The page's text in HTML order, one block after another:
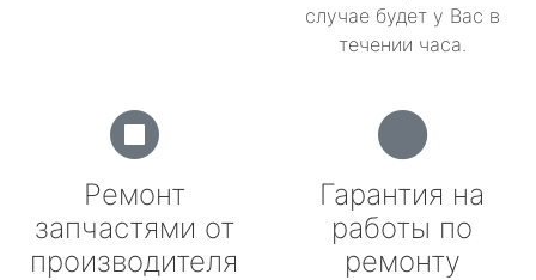
случае будет у Вас в
течении часа.
Ремонт
запчастями от
производителя
Гарантия на
работы по
ремонту